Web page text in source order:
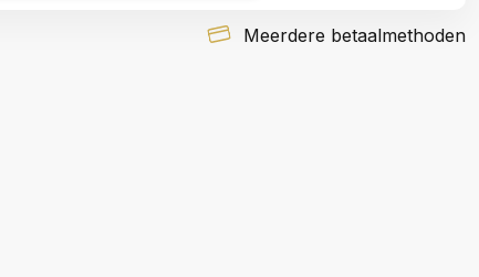
Meerdere betaalmethoden